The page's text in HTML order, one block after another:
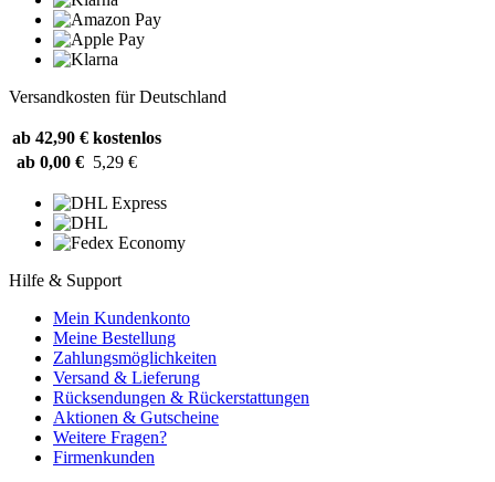
Versandkosten für Deutschland
ab 42,90 € kostenlos
ab 0,00 € 5,29 €
Hilfe & Support
Mein Kundenkonto
Meine Bestellung
Zahlungsmöglichkeiten
Versand & Lieferung
Rücksendungen & Rückerstattungen
Aktionen & Gutscheine
Weitere Fragen?
Firmenkunden